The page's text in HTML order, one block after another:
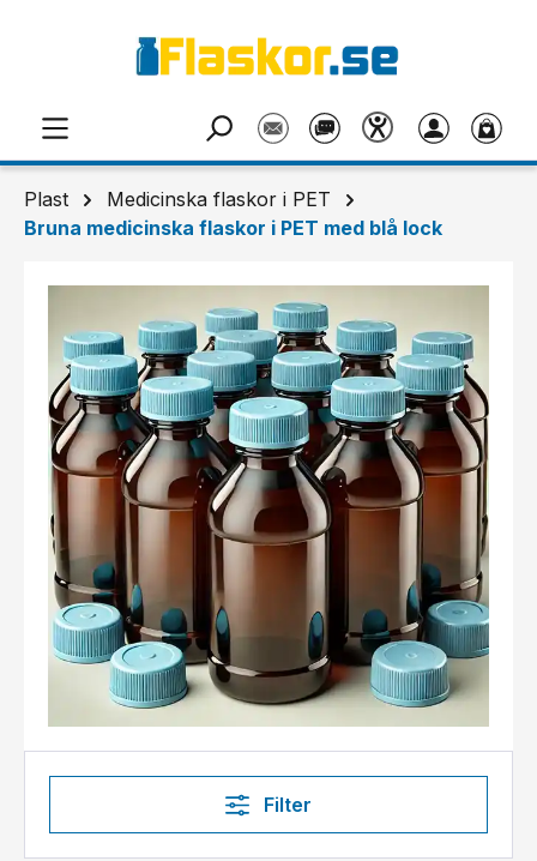
Plast
Medicinska flaskor i PET
Bruna medicinska flaskor i PET med blå lock
Filter